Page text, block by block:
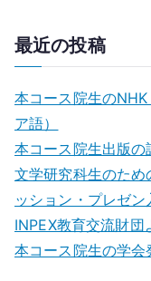
シ
ョ
ン
最近の投稿
本コース院生の
ア語）
本コース院生出版
文学研究科生のた
ッション・プレゼン
INPEX教育交流財
本コース院生の学会